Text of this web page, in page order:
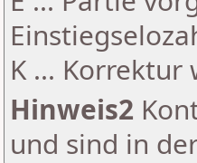
K ...
Hinweis2
und sind in